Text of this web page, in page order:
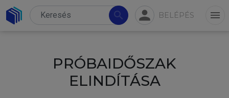
search person BELÉPÉS menu
PRÓBAIDŐSZAK
ELINDÍTÁSA